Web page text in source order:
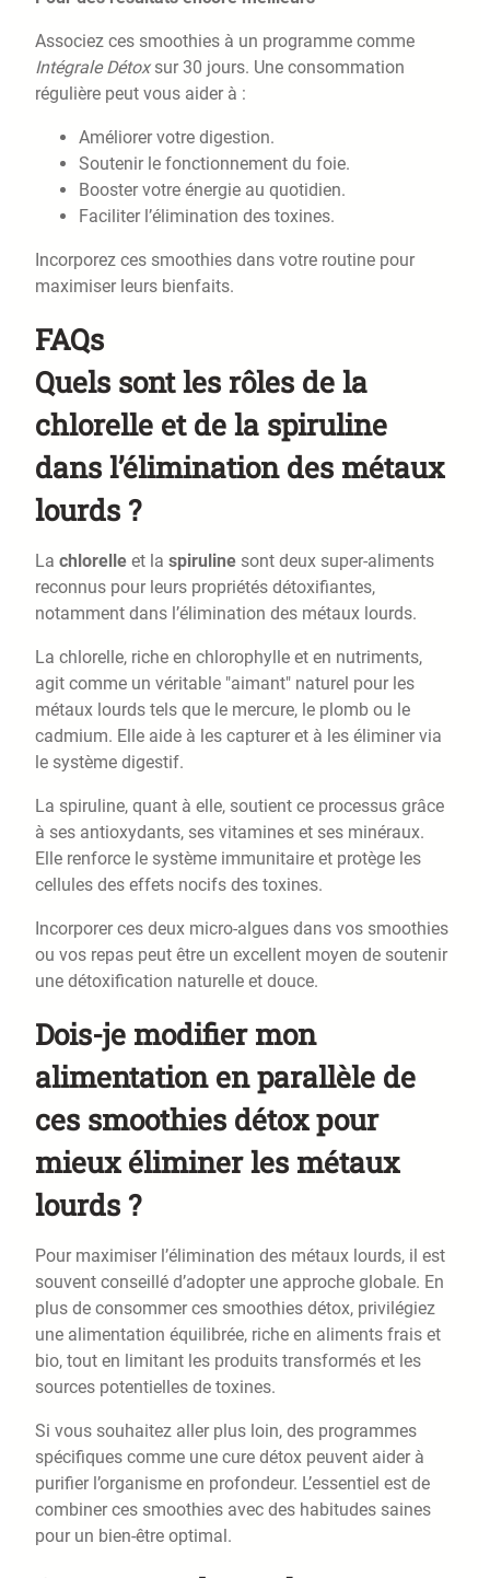
Associez ces smoothies à un programme comme
Intégrale Détoxsur 30 jours. Une consommation
régulière peut vous aider à :
Améliorer votre digestion.
Soutenir le fonctionnement du foie.
Booster votre énergie au quotidien.
Faciliter l’élimination des toxines.
Incorporez ces smoothies dans votre routine pour
maximiser leurs bienfaits.
FAQs
Quels sont les rôles de la
chlorelle et de la spiruline
dans l’élimination des métaux
lourds ?
La chlorelle et la spiruline sont deux super-aliments
reconnus pour leurs propriétés détoxifiantes,
notamment dans l’élimination des métaux lourds.
La chlorelle, riche en chlorophylle et en nutriments,
agit comme un véritable "aimant" naturel pour les
métaux lourds tels que le mercure, le plomb ou le
cadmium. Elle aide à les capturer et à les éliminer via
le système digestif.
La spiruline, quant à elle, soutient ce processus grâce
à ses antioxydants, ses vitamines et ses minéraux.
Elle renforce le système immunitaire et protège les
cellules des effets nocifs des toxines.
Incorporer ces deux micro-algues dans vos smoothies
ou vos repas peut être un excellent moyen de soutenir
une détoxification naturelle et douce.
Dois-je modifier mon
alimentation en parallèle de
ces smoothies détox pour
mieux éliminer les métaux
lourds ?
Pour maximiser l’élimination des métaux lourds, il est
souvent conseillé d’adopter une approche globale. En
plus de consommer ces smoothies détox, privilégiez
une alimentation équilibrée, riche en aliments frais et
bio, tout en limitant les produits transformés et les
sources potentielles de toxines.
Si vous souhaitez aller plus loin, des programmes
spécifiques comme une cure détox peuvent aider à
purifier l’organisme en profondeur. L’essentiel est de
combiner ces smoothies avec des habitudes saines
pour un bien-être optimal.